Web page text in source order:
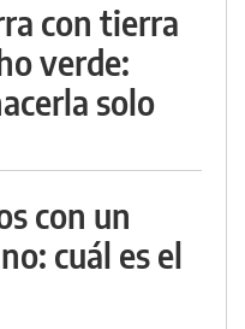
con tierra
verde:
solo
con un
cuál es el